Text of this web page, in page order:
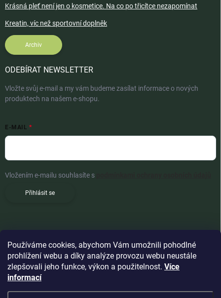
Používáme cookies, abychom Vám umožnili pohodlné
prohlížení webu a díky analýze provozu webu neustále
zlepšovali jeho funkce, výkon a použitelnost. Více
informací
Krásná pleť není jen o kosmetice. Na co po třicítce nezapomínat
Kreatin, víc než sportovní doplněk
Archiv
ODEBÍRAT NEWSLETTER
Vložte svůj e-mail a my vám budeme zasílat informace o nových
produktech na našem e-shopu.
E-MAIL
Vložením e-mailu souhlasíte s
Přihlásit se